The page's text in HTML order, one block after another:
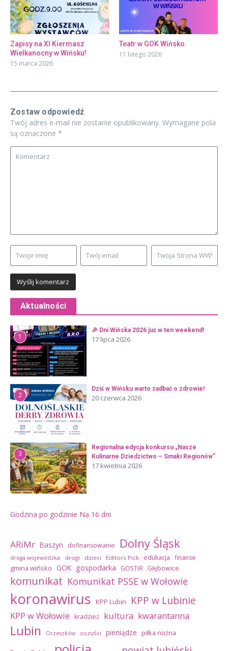
Zapisy na XI Kiermasz
Wielkanocny w Wińsku!
15 marca 2026
Teatr w GOK Wińsko
11 lutego 2026
Zostaw odpowiedź
Twój adres e-mail nie zostanie opublikowany. Wymagane pola
są oznaczone *
Aktualności
1
🎉 Dni Wińska 2026 już w ten weekend!
17 lipca 2026
2
Dziś w Wińsku warto zadbać o zdrowie!
20 czerwca 2026
3
Regionalna edycja konkursu „Nasze
Kulinarne Dziedzictwo – Smaki Regionów”
17 kwietnia 2026
Godzina po godzinie Na 16 dni
ARiMr Baszyn dofinansowanie Dolny Śląsk
droga wojewódzka drogi dzieci Editors Pick edukacja finanse
gmina wińsko GOK gospodarka GOSTiR Głębowice
komunikat Komunikat PSSE w Wołowie
koronawirus KPP Lubin KPP w Lubinie
KPP w Wołowie kradzież kultura kwarantanna
Lubin Orzeszków oszuści pieniądze piłka nożna